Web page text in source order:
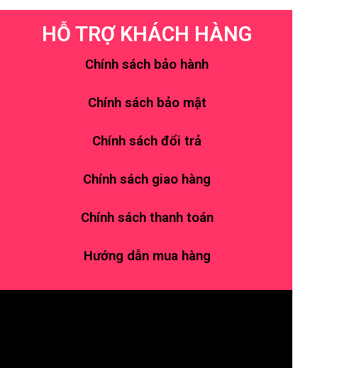
HỖ TRỢ KHÁCH HÀNG
Chính sách bảo hành
Chính sách bảo mật
Chính sách đổi trả
Chính sách giao hàng
Chính sách thanh toán
Hướng dẫn mua hàng